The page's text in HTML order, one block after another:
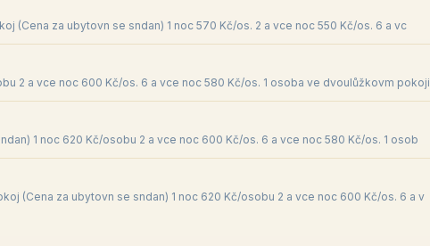
(Cena za ubytovn se sndan) 1 noc 570 Kč/os. 2 a vce noc 550 Kč/os. 6 a vc
2 a vce noc 600 Kč/os. 6 a vce noc 580 Kč/os. 1 osoba ve dvoulůžkovm pokoji
1 noc 620 Kč/osobu 2 a vce noc 600 Kč/os. 6 a vce noc 580 Kč/os. 1 osob
(Cena za ubytovn se sndan) 1 noc 620 Kč/osobu 2 a vce noc 600 Kč/os. 6 a v